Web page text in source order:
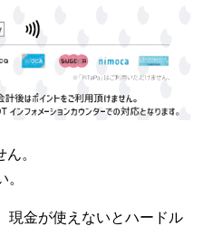
。
現金が使えないとハードル